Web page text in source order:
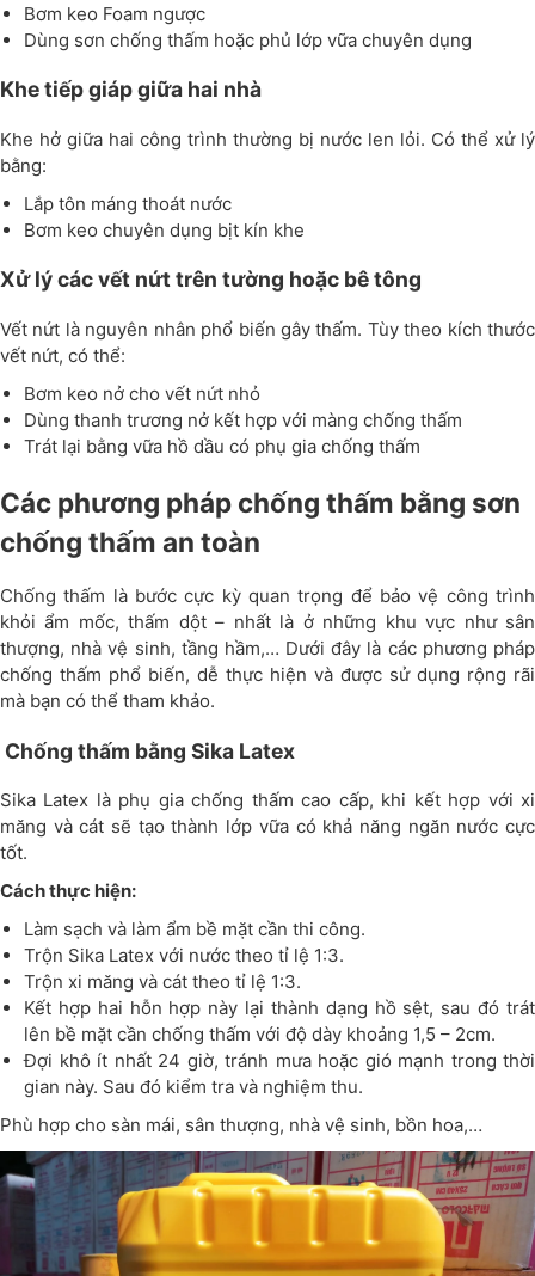
Bơm keo Foam ngược
Dùng sơn chống thấm hoặc phủ lớp vữa chuyên dụng
Khe tiếp giáp giữa hai nhà
Khe hở giữa hai công trình thường bị nước len lỏi. Có thể xử lý
bằng:
Lắp tôn máng thoát nước
Bơm keo chuyên dụng bịt kín khe
Xử lý các vết nứt trên tường hoặc bê tông
Vết nứt là nguyên nhân phổ biến gây thấm. Tùy theo kích thước
vết nứt, có thể:
Bơm keo nở cho vết nứt nhỏ
Dùng thanh trương nở kết hợp với màng chống thấm
Trát lại bằng vữa hồ dầu có phụ gia chống thấm
Các phương pháp chống thấm bằng sơn
chống thấm an toàn
Chống thấm là bước cực kỳ quan trọng để bảo vệ công trình
khỏi ẩm mốc, thấm dột – nhất là ở những khu vực như sân
thượng, nhà vệ sinh, tầng hầm,… Dưới đây là các phương pháp
chống thấm phổ biến, dễ thực hiện và được sử dụng rộng rãi
mà bạn có thể tham khảo.
Chống thấm bằng Sika Latex
Sika Latex là phụ gia chống thấm cao cấp, khi kết hợp với xi
măng và cát sẽ tạo thành lớp vữa có khả năng ngăn nước cực
tốt.
Cách thực hiện:
Làm sạch và làm ẩm bề mặt cần thi công.
Trộn Sika Latex với nước theo tỉ lệ 1:3.
Trộn xi măng và cát theo tỉ lệ 1:3.
Kết hợp hai hỗn hợp này lại thành dạng hồ sệt, sau đó trát
lên bề mặt cần chống thấm với độ dày khoảng 1,5 – 2cm.
Đợi khô ít nhất 24 giờ, tránh mưa hoặc gió mạnh trong thời
gian này. Sau đó kiểm tra và nghiệm thu.
Phù hợp cho sàn mái, sân thượng, nhà vệ sinh, bồn hoa,…